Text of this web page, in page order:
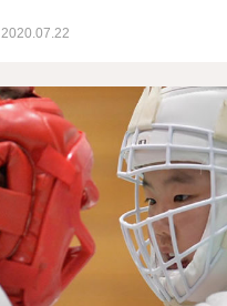
2020.07.22